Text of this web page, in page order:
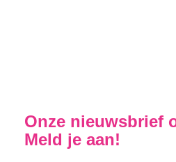
Onze nieuwsbrief
Meld je aan!